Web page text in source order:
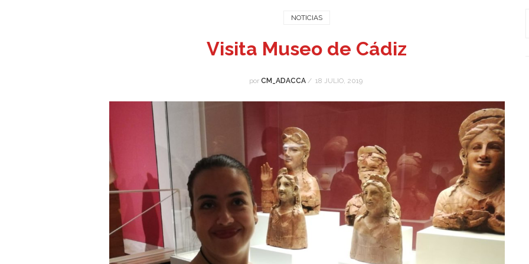
NOTICIAS
Visita Museo de Cádiz
por CM_ADACCA / 18 JULIO, 2019